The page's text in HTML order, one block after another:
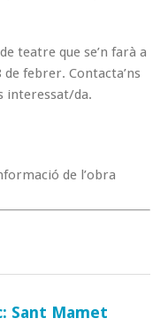
teatre que se’n farà a
febrer. Contacta’ns
interessat/da.
de l’obra
Sant Mamet